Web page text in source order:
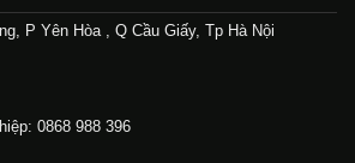
P Yên Hòa , Q Cầu Giấy, Tp Hà Nội
0868 988 396